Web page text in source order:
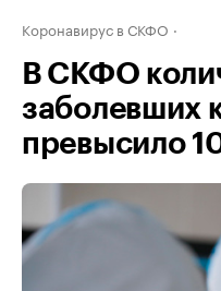
Коронавирус в СКФО
В СКФО
заболевших
превысило